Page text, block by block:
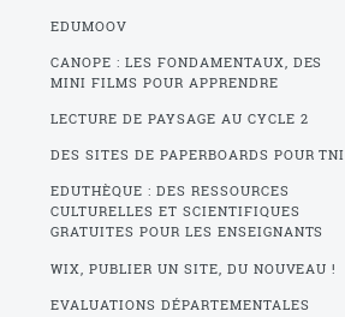
EDUMOOV
CANOPE : LES FONDAMENTAUX, DES
MINI FILMS POUR APPRENDRE
LECTURE DE PAYSAGE AU CYCLE 2
DES SITES DE PAPERBOARDS POUR TNI
EDUTHÈQUE : DES RESSOURCES
CULTURELLES ET SCIENTIFIQUES
GRATUITES POUR LES ENSEIGNANTS
WIX, PUBLIER UN SITE, DU NOUVEAU !
EVALUATIONS DÉPARTEMENTALES